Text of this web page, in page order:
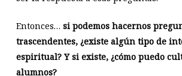
Entonces… si podemos hacernos
trascendentes, ¿existe algún tipo de
espiritual? Y si existe, ¿cómo puedo
alumnos?